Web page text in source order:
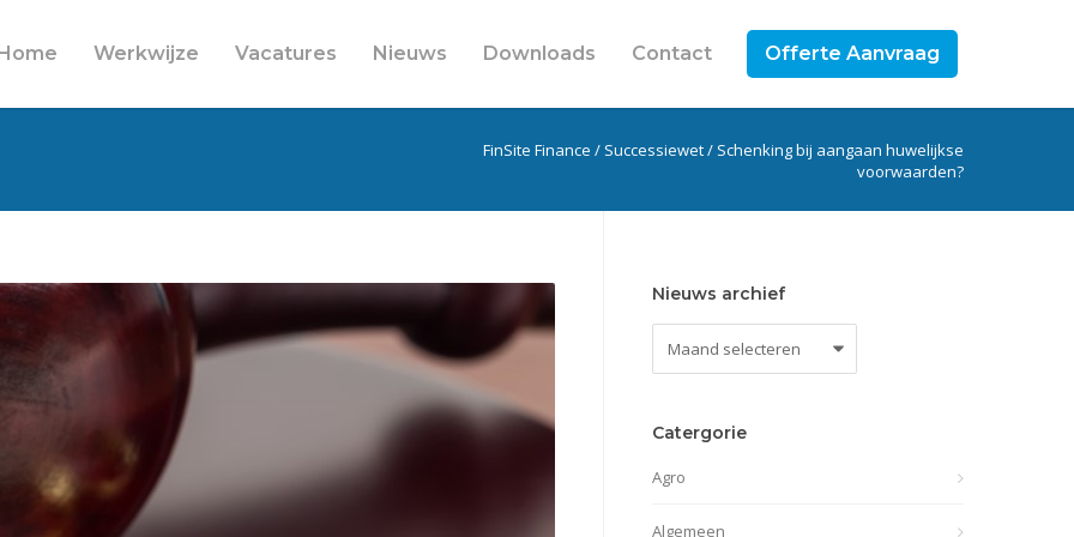
Werkwijze Vacatures Nieuws Downloads Contact Offerte Aanvraag
FinSite Finance / Successiewet/ Schenking bij aangaan huwelijkse
voorwaarden?
Nieuws archief
Catergorie
Agro
Algemeen